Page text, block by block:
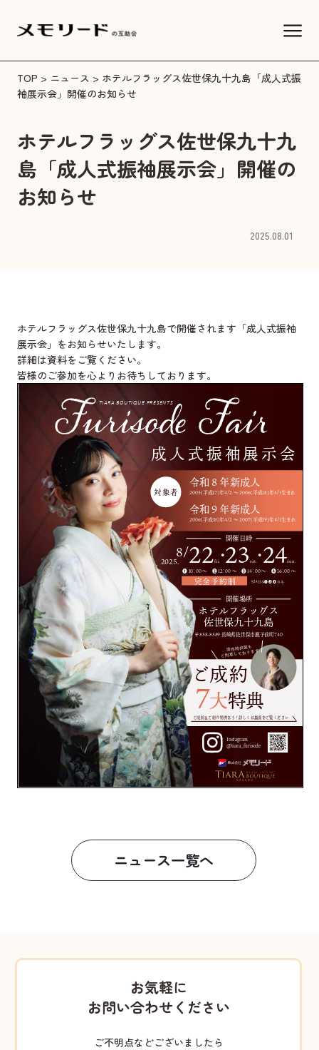
TOP > ニュース > ホテルフラッグス佐世保九十九島「成人式振
袖展示会」開催のお知らせ
ホテルフラッグス佐世保九十九
島「成人式振袖展示会」開催の
お知らせ
2025.08.01
ホテルフラッグス佐世保九十九島で開催されます「成人式振袖
展示会」をお知らせいたします。
詳細は資料をご覧ください。
皆様のご参加を心よりお待ちしております。
ニュース一覧へ
お気軽に
お問い合わせください
ご不明点などございましたら